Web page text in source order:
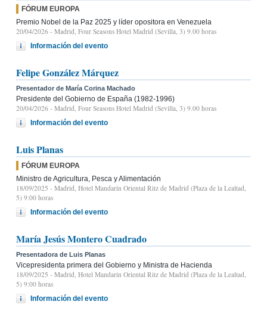
FÓRUM EUROPA
Premio Nobel de la Paz 2025 y líder opositora en Venezuela
20/04/2026 - Madrid, Four Seasons Hotel Madrid (Sevilla, 3) 9.00 horas
Información del evento
Felipe González Márquez
Presentador de María Corina Machado
Presidente del Gobierno de España (1982-1996)
20/04/2026 - Madrid, Four Seasons Hotel Madrid (Sevilla, 3) 9.00 horas
Información del evento
Luis Planas
FÓRUM EUROPA
Ministro de Agricultura, Pesca y Alimentación
18/09/2025 - Madrid, Hotel Mandarin Oriental Ritz de Madrid (Plaza de la Lealtad,
5) 9:00 horas
Información del evento
María Jesús Montero Cuadrado
Presentadora de Luis Planas
Vicepresidenta primera del Gobierno y Ministra de Hacienda
18/09/2025 - Madrid, Hotel Mandarin Oriental Ritz de Madrid (Plaza de la Lealtad,
5) 9:00 horas
Información del evento